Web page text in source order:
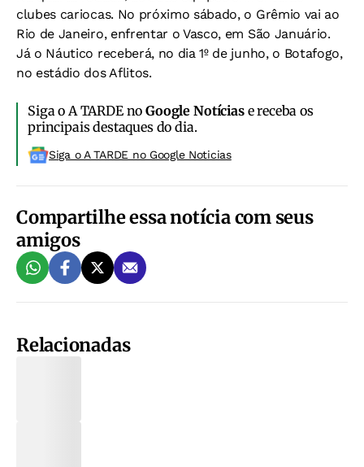
clubes cariocas. No próximo sábado, o Grêmio vai ao
Rio de Janeiro, enfrentar o Vasco, em São Januário.
Já o Náutico receberá, no dia 1º de junho, o Botafogo,
no estádio dos Aflitos.
Siga o A TARDE noGoogle Notíciase receba os
principais destaques do dia.
Siga o A TARDE no Google Noticias
Compartilhe essa notícia com seus
amigos
Relacionadas